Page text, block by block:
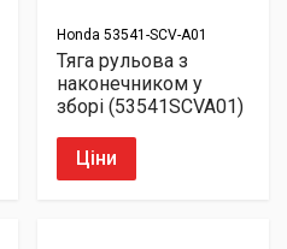
Honda 53541-SCV-A01
Тяга рульова з
наконечником у
зборі (53541SCVA01)
Ціни